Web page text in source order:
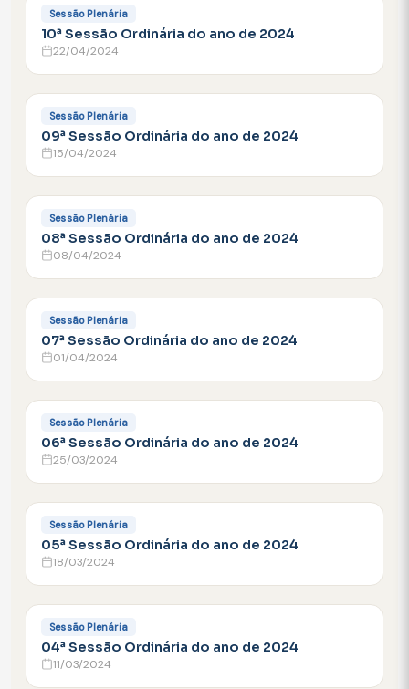
FACEBOOK
Sessão Plenária
10ª Sessão Ordinária do ano de 2024
22/04/2024
FACEBOOK
Sessão Plenária
09ª Sessão Ordinária do ano de 2024
15/04/2024
FACEBOOK
Sessão Plenária
08ª Sessão Ordinária do ano de 2024
08/04/2024
FACEBOOK
Sessão Plenária
07ª Sessão Ordinária do ano de 2024
01/04/2024
FACEBOOK
Sessão Plenária
06ª Sessão Ordinária do ano de 2024
25/03/2024
FACEBOOK
Sessão Plenária
05ª Sessão Ordinária do ano de 2024
18/03/2024
FACEBOOK
Sessão Plenária
04ª Sessão Ordinária do ano de 2024
11/03/2024